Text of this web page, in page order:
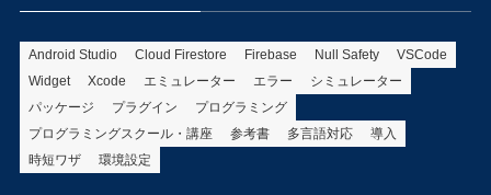
Android Studio Cloud Firestore Firebase Null Safety
VSCode
Widget
Xcode エミュレーター エラー
シミュレーター
パッケージ
プラグイン
プログラミング
プログラミングスクール・講座
参考書 多言語対応
導入
時短ワザ
環境設定